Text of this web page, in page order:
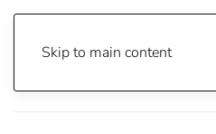
Skip to main content